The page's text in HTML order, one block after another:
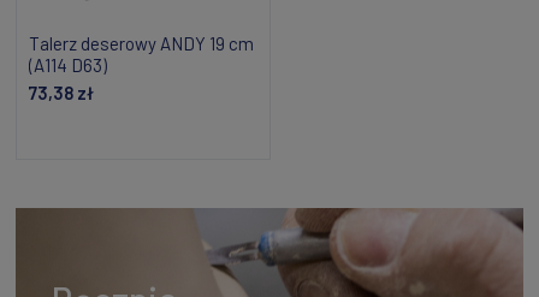
Talerz deserowy ANDY 19 cm
(A114 D63)
73,38 zł